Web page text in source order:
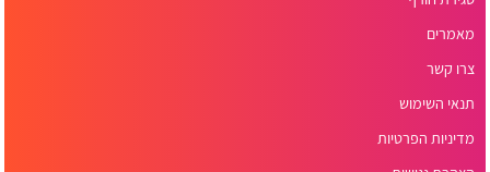
מאמרים
צרו קשר
תנאי השימוש
מדיניות הפרטיות